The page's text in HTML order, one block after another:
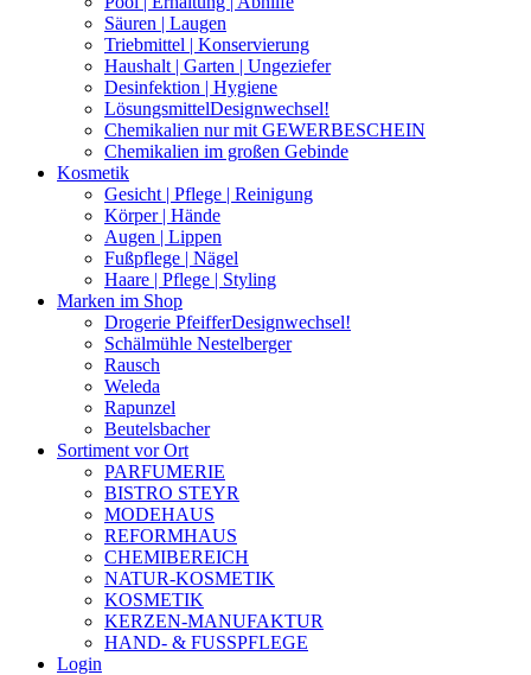
Säuren | Laugen
Triebmittel | Konservierung
Haushalt | Garten | Ungeziefer
Desinfektion | Hygiene
LösungsmittelDesignwechsel!
Chemikalien nur mit GEWERBESCHEIN
Chemikalien im großen Gebinde
Kosmetik
Gesicht | Pflege | Reinigung
Körper | Hände
Augen | Lippen
Fußpflege | Nägel
Haare | Pflege | Styling
Marken im Shop
Drogerie PfeifferDesignwechsel!
Schälmühle Nestelberger
Rausch
Weleda
Rapunzel
Beutelsbacher
Sortiment vor Ort
PARFUMERIE
BISTRO STEYR
MODEHAUS
REFORMHAUS
CHEMIBEREICH
NATUR-KOSMETIK
KOSMETIK
KERZEN-MANUFAKTUR
HAND- & FUSSPFLEGE
Login